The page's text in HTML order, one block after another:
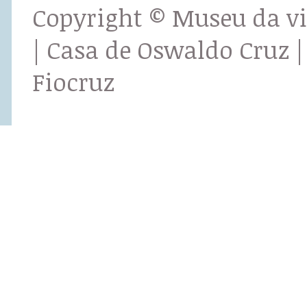
Copyright © Museu da
| Casa de Oswaldo Cruz |
Fiocruz